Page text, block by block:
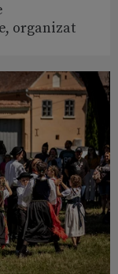
organizat